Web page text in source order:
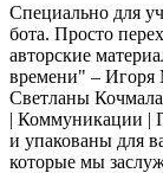
Специально для
бота. Просто
авторские
времени" –
Светланы
| Коммуникации |
и упакованы для
которые мы